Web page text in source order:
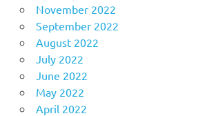
November 2022
September 2022
August 2022
July 2022
June 2022
May 2022
April 2022